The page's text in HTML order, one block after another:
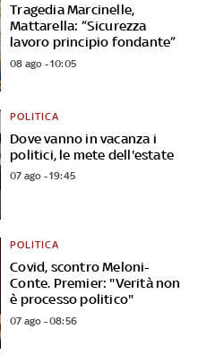
Tragedia Marcinelle,
Mattarella: “Sicurezza
lavoro principio fondante”
08 ago - 10:05
Dove vanno in vacanza i
politici, le mete dell'estate
POLITICA
07 ago - 19:45
Covid, scontro Meloni-
Conte. Premier: "Verità non
è processo politico"
POLITICA
07 ago - 08:56